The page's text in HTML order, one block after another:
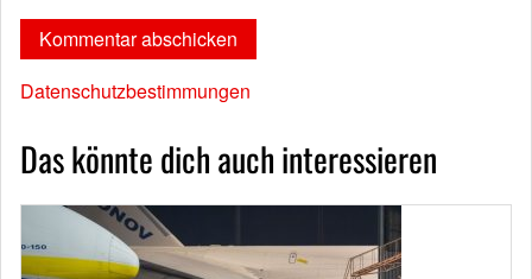
Datenschutzbestimmungen
Das könnte dich auch interessieren